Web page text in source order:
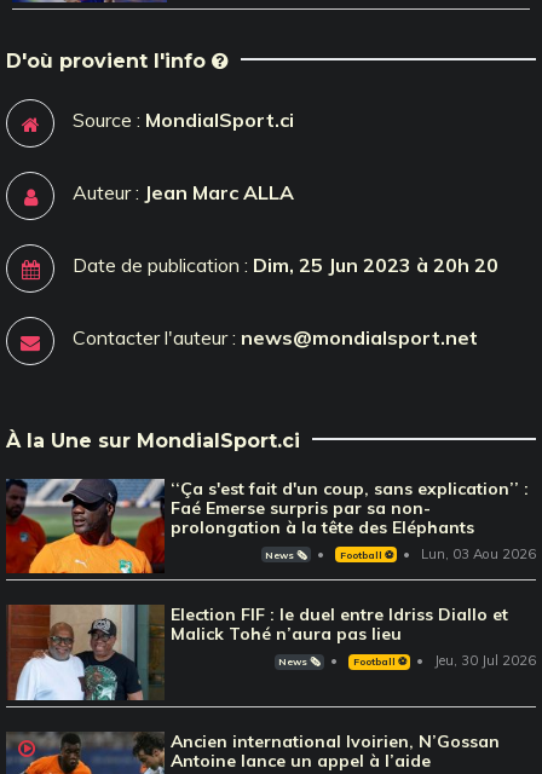
D'où provient l'info
Source : MondialSport.ci
Auteur : Jean Marc ALLA
Date de publication : Dim, 25 Jun 2023 à 20h 20
Contacter l'auteur : news@mondialsport.net
À la Une sur MondialSport.ci
‘‘Ça s'est fait d'un coup, sans explication’’ :
Faé Emerse surpris par sa non-
prolongation à la tête des Eléphants
News 🗞️ Football ⚽️ Lun, 03 Aou 2026
Election FIF : le duel entre Idriss Diallo et
Malick Tohé n’aura pas lieu
News 🗞️ Football ⚽️ Jeu, 30 Jul 2026
Ancien international Ivoirien, N’Gossan
Antoine lance un appel à l’aide